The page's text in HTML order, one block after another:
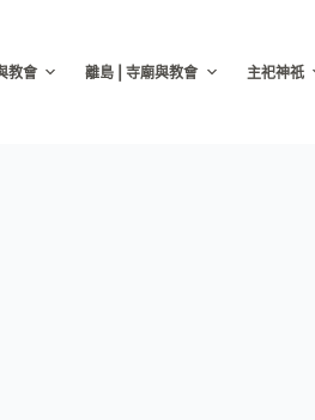
教會 離島 | 寺廟與教會 主祀神祇